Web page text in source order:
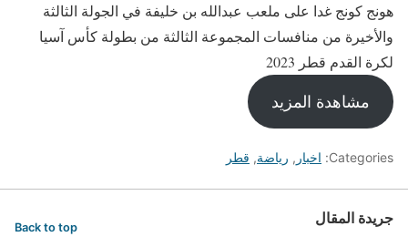
هونج كونج غدا على ملعب عبدالله بن خليفة في الجولة الثالثة
والأخيرة من منافسات المجموعة الثالثة من بطولة كأس آسيا
لكرة القدم قطر 2023
مشاهدة المزيد
Categories: اخبار , رياضة, قطر
جريدة المقال Back to top